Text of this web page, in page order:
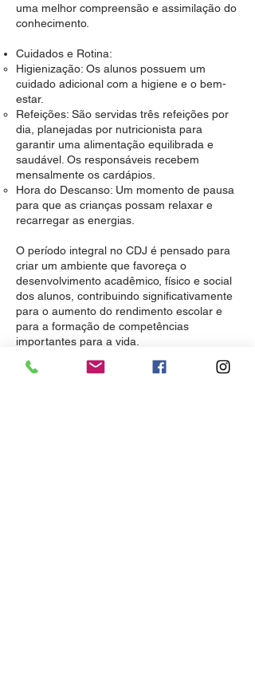
uma melhor compreensão e assimilação do
conhecimento.
Cuidados e Rotina:
Higienização: Os alunos possuem um
cuidado adicional com a higiene e o bem-
estar.
Refeições: São servidas três refeições por
dia, planejadas por nutricionista para
garantir uma alimentação equilibrada e
saudável. Os responsáveis recebem
mensalmente os cardápios.
Hora do Descanso: Um momento de pausa
para que as crianças possam relaxar e
recarregar as energias.
O período integral no CDJ é pensado para
criar um ambiente que favoreça o
desenvolvimento acadêmico, físico e social
dos alunos, contribuindo significativamente
para o aumento do rendimento escolar e
para a formação de competências
importantes para a vida.